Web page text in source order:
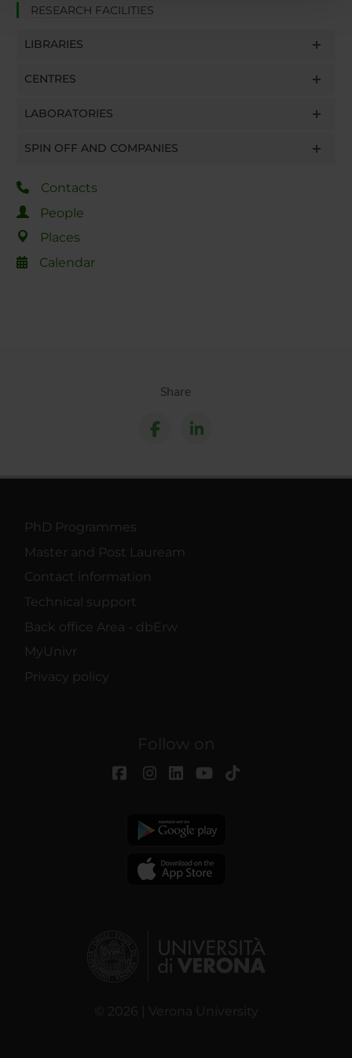
pubblicità e social media, i quali potrebbero combinarle
con altre informazioni che hai fornito loro o che hanno
raccolto dal tuo utilizzo dei loro servizi.
RESEARCH FACILITIES
LIBRARIES
CENTRES
LABORATORIES
SPIN OFF AND COMPANIES
Contacts
People
Places
Calendar
Share
PhD Programmes
Master and Post Lauream
Contact information
Technical support
Back office Area - dbErw
MyUnivr
Privacy policy
Follow on
© 2026 | Verona University